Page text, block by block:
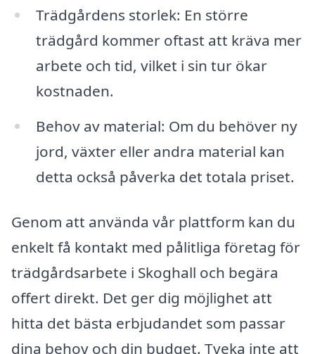
Trädgårdens storlek: En större
trädgård kommer oftast att kräva mer
arbete och tid, vilket i sin tur ökar
kostnaden.
Behov av material: Om du behöver ny
jord, växter eller andra material kan
detta också påverka det totala priset.
Genom att använda vår plattform kan du
enkelt få kontakt med pålitliga företag för
trädgårdsarbete i Skoghall och begära
offert direkt. Det ger dig möjlighet att
hitta det bästa erbjudandet som passar
dina behov och din budget. Tveka inte att